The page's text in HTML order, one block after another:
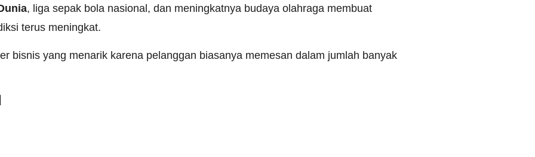
, liga sepak bola nasional, dan meningkatnya budaya olahraga membuat
terus meningkat.
bisnis yang menarik karena pelanggan biasanya memesan dalam jumlah banyak